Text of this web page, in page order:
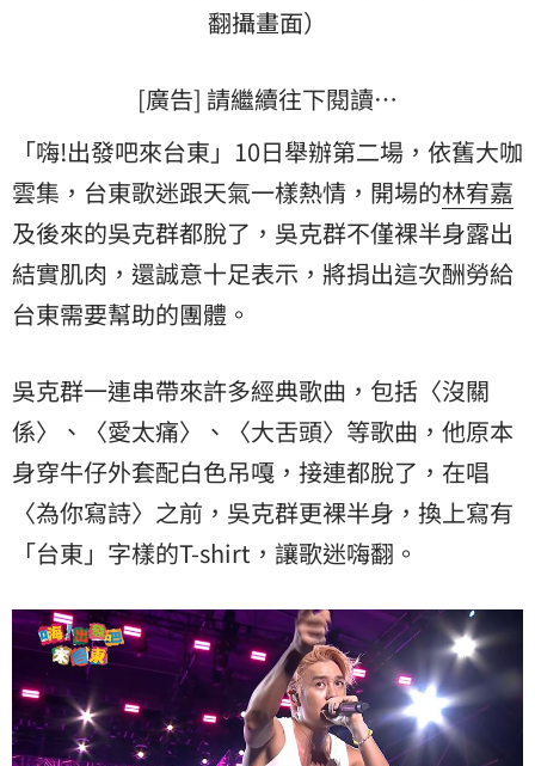
翻攝畫面）
[廣告] 請繼續往下閱讀…
「嗨!出發吧來台東」10日舉辦第二場，依舊大咖
雲集，台東歌迷跟天氣一樣熱情，開場的林宥嘉
及後來的吳克群都脫了，吳克群不僅裸半身露出
結實肌肉，還誠意十足表示，將捐出這次酬勞給
台東需要幫助的團體。
吳克群一連串帶來許多經典歌曲，包括〈沒關
係〉、〈愛太痛〉、〈大舌頭〉等歌曲，他原本
身穿牛仔外套配白色吊嘎，接連都脫了，在唱
〈為你寫詩〉之前，吳克群更裸半身，換上寫有
「台東」字樣的T-shirt，讓歌迷嗨翻。